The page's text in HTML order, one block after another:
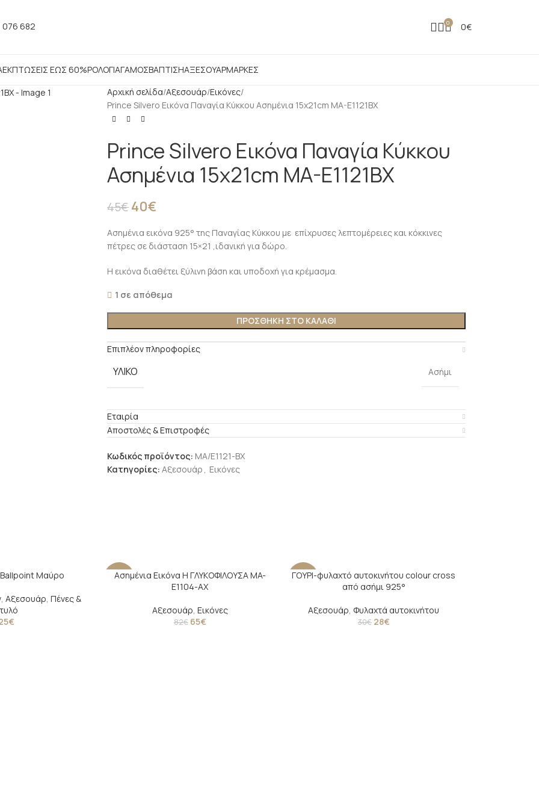
076 682 0 0€
ΕΚΠΤΩΣΕΙΣ ΕΩΣ 60%ΡΟΛΟΓΙΑΓΑΜΟΣΒΑΠΤΙΣΗΑΞΕΣΟΥΑΡΜΑΡΚΕΣ
Αρχική σελίδα Αξεσουάρ Εικόνες
Prince Silvero Εικόνα Παναγία Κύκκου Ασημένια 15x21cm MA-E1121BX
Prince Silvero Εικόνα Παναγία Κύκκου
Ασημένια 15x21cm MA-E1121BX
45€40€
Ασημένια εικόνα 925° της Παναγίας Κύκκου με επίχρυσες λεπτομέρειες και κόκκινες
πέτρες σε διάσταση 15×21 ,ιδανική για δώρο.
Η εικόνα διαθέτει ξύλινη βάση και υποδοχή για κρέμασμα.
1 σε απόθεμα
ΠΡΟΣΘΗΚΗ ΣΤΟ ΚΑΛΑΘΙ
Επιπλέον πληροφορίες
ΥΛΙΚΟ Ασήμι
Εταιρία
Αποστολές & Επιστροφές
Κωδικός προϊόντος: ΜΑ/Ε1121-BX
Κατηγορίες: Αξεσουάρ , Εικόνες
Μαύρο
,Αξεσουάρ,Πένες &
€
-21%
Ασημένια Εικόνα Η ΓΛΥΚΟΦΙΛΟΥΣΑ MA-
E1104-AX
Αξεσουάρ, Εικόνες
82€ 65€
-7%
ΓΟΥΡΙ-φυλαχτό αυτοκινήτου colour cross
από ασήμι 925°
Αξεσουάρ,Φυλαχτά αυτοκινήτου
30€ 28€